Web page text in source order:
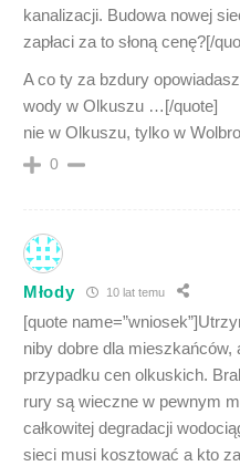
kanalizacji. Budowa nowej
zapłaci za to słoną cenę?[/
A co ty za bzdury
wody w Olkuszu …[/quote]
nie w Olkuszu, tylko w
0
Młody 10 lat temu
[quote
niby dobre dla
przypadku cen olkuskich.
rury są wieczne w pewnym
całkowitej degradacji
sieci musi kosztować a kto